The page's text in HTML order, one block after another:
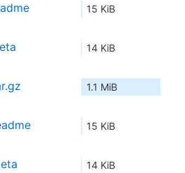
15 KiB
14 KiB
1.1 MiB
15 KiB
14 KiB